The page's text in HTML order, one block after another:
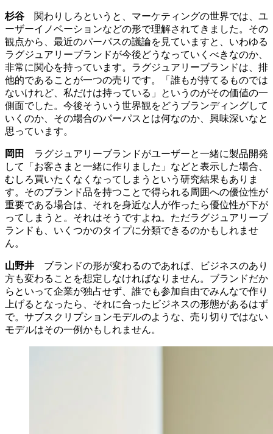
杉谷 関わりしろというと、マーケティングの世界では、ユ
ーザーイノベーションなどの形で理解されてきました。その
観点から、最近のパーパスの議論を見ていますと、いわゆる
ラグジュアリーブランドが今後どうなっていくべきなのか、
非常に関心を持っています。ラグジュアリーブランドは、排
他的であることが一つの売りです。「誰もが持てるものでは
ないけれど、私だけは持っている」というのがその価値の一
側面でした。今後そういう世界観をどうブランディングして
いくのか、その場合のパーパスとは何なのか、興味深いなと
思っています。
岡田
ラグジュアリーブランドがユーザーと一緒に製品開発
して「お客さまと一緒に作りました」などと表示した場合、
むしろ買いたくなくなってしまうという研究結果もありま
す。そのブランド品を持つことで得られる周囲への優位性が
重要である場合は、それを身近な人が作ったら優位性が下が
ってしまうと。それはそうですよね。ただラグジュアリーブ
ランドも、いくつかのタイプに分類できるのかもしれませ
ん。
山野井 ブランドの形が変わるのであれば、ビジネスのあり
方も変わることを想定しなければなりません。ブランドだか
らといって企業が独占せず、誰でも参加自由でみんなで作り
上げるとなったら、それに合ったビジネスの形態があるはず
で。サブスクリプションモデルのような、売り切りではない
モデルはその一例かもしれません。